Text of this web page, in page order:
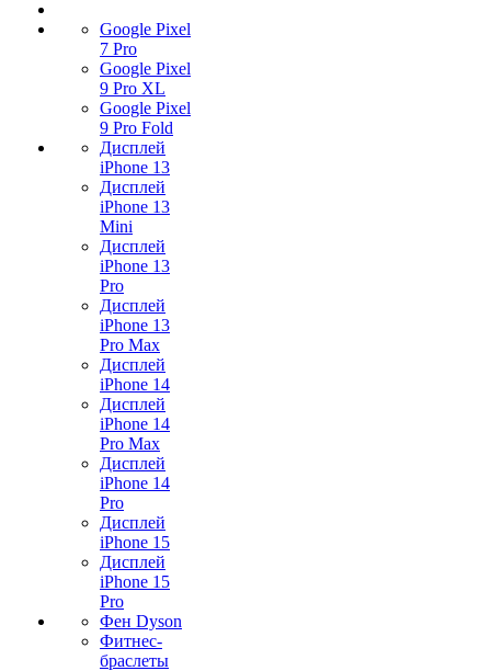
Google Pixel
7 Pro
Google Pixel
9 Pro XL
Google Pixel
9 Pro Fold
Дисплей
iPhone 13
Дисплей
iPhone 13
Mini
Дисплей
iPhone 13
Pro
Дисплей
iPhone 13
Pro Max
Дисплей
iPhone 14
Дисплей
iPhone 14
Pro Max
Дисплей
iPhone 14
Pro
Дисплей
iPhone 15
Дисплей
iPhone 15
Pro
Фен Dyson
Фитнес-
браслеты